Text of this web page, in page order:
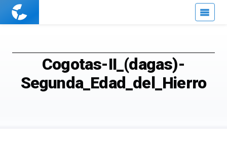
Cuaderno
Cogotas-II_(dagas)-
Segunda_Edad_del_Hierro